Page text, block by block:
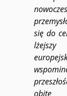
się do
obite